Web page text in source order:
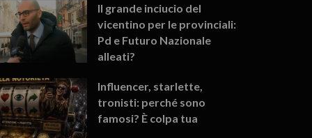
Il grande inciucio del
vicentino per le provinciali:
Pd e Futuro Nazionale
alleati?
Influencer, starlette,
tronisti: perché sono
famosi? È colpa tua